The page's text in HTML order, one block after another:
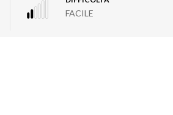
FACILE